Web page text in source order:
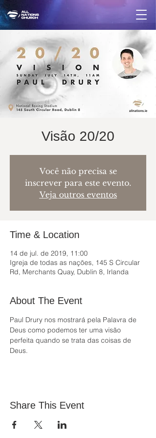
Visão 20/20
Você não precisa se
inscrever para este evento.
Veja outros eventos
Time & Location
14 de jul. de 2019, 11:00
Igreja de todas as nações, 145 S Circular
Rd, Merchants Quay, Dublin 8, Irlanda
About The Event
Paul Drury nos mostrará pela Palavra de
Deus como podemos ter uma visão
perfeita quando se trata das coisas de
Deus.
Share This Event